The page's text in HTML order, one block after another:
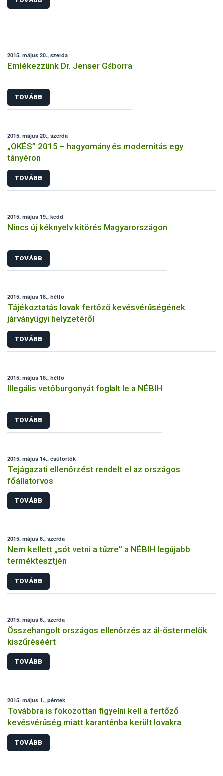
késztermék forgalomból történő kivonását és megsemmisítését
2015. május 20., szerda
Emlékezzünk Dr. Jenser Gáborra
TOVÁBB
2015. május 20., szerda
„OKÉS” 2015 – hagyomány és modernitás egy
tányéron
TOVÁBB
2015. május 19., kedd
Nincs új kéknyelv kitörés Magyarországon
TOVÁBB
2015. május 18., hétfő
Tájékoztatás lovak fertőző kevésvérűségének
járványügyi helyzetéről
TOVÁBB
2015. május 18., hétfő
Illegális vetőburgonyát foglalt le a NÉBIH
TOVÁBB
2015. május 14., csütörtök
Tejágazati ellenőrzést rendelt el az országos
főállatorvos
TOVÁBB
2015. május 6., szerda
Nem kellett „sót vetni a tűzre” a NÉBIH legújabb
terméktesztjén
TOVÁBB
2015. május 6., szerda
Összehangolt országos ellenőrzés az ál-őstermelők
kiszűréséért
TOVÁBB
2015. május 1., péntek
Továbbra is fokozottan figyelni kell a fertőző
kevésvérűség miatt karanténba került lovakra
TOVÁBB